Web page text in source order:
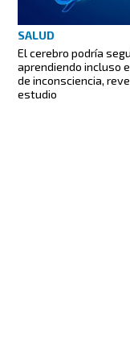
SALUD
El cerebro podría
aprendiendo incluso
de inconsciencia,
estudio